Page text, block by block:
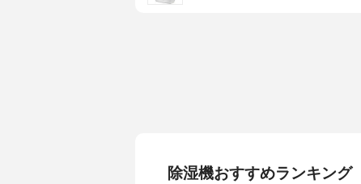
除湿機おすすめランキング